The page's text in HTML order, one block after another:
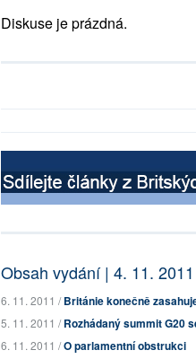
Diskuse je prázdná.
Obsah vydání | 4. 11. 2011
6. 11. 2011 /Británie konečně
5. 11. 2011 /Rozhádaný summit G20
6. 11. 2011 /O parlamentní obstrukci